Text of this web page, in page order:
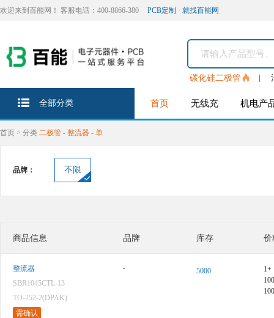
欢迎来到百能网！ 客服电话：400-8866-380 PCB定制 · 就找百能网
碳化硅二极管
全部分类 首页 无线充 机电产
首页 > 分类 二极管 - 整流器 - 单
品牌： 不限
商品信息 品牌 库存 价
整流器
SBR1045CTL-13
TO-252-2(DPAK)
需确认
- 5000
1+